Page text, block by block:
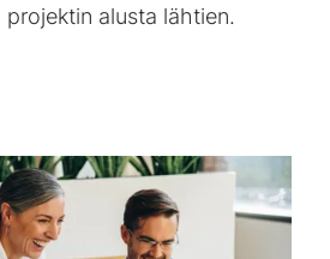
projektin alusta lähtien.